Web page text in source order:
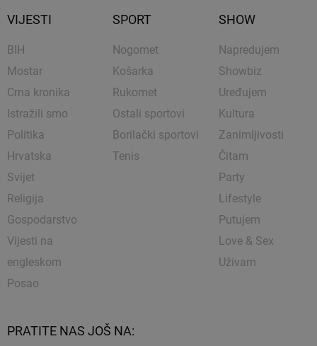
VIJESTI
BIH
Mostar
Crna kronika
Istražili smo
Politika
Hrvatska
Svijet
Religija
Gospodarstvo
Vijesti na
engleskom
Posao
SPORT
Nogomet
Košarka
Rukomet
Ostali sportovi
Borilački sportovi
Tenis
SHOW
Napredujem
Showbiz
Uređujem
Kultura
Zanimljivosti
Čitam
Party
Lifestyle
Putujem
Love & Sex
Uživam
PRATITE NAS JOŠ NA: